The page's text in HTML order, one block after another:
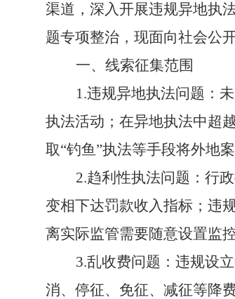
渠道， 深入开展违规异地执
题专项整治，现面向社会公
一、线索征集范围
1.违规异地执法问题：
执法活动；在异地执法中超
取“钓鱼”执法等手段将外地
2.趋利性执法问题：行
变相下达罚款收入指标；违
离实际监管需要随意设置监控
3.乱收费问题：违规设
消、停征、免征、减征等降